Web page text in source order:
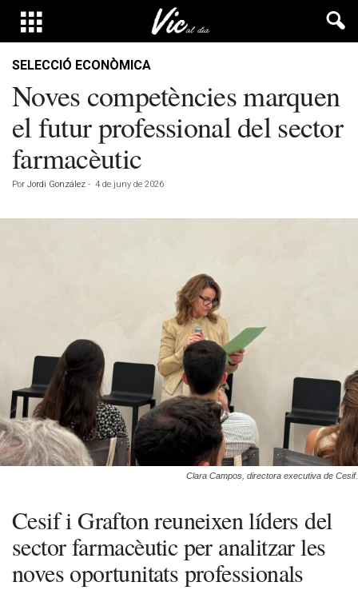
SELECCIÓ ECONÒMICA
Noves competències marquen
el futur professional del sector
farmacèutic
Por Jordi González - 4 de juny de 2026
Clara Campos, directora executiva de Cesif.
Cesif i Grafton reuneixen líders del
sector farmacèutic per analitzar les
noves oportunitats professionals